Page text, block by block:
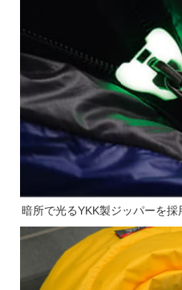
暗所で光るYKK製ジッパーを採